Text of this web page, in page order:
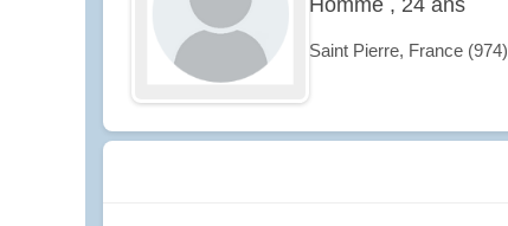
Homme , 24 ans
Saint Pierre, France (974)